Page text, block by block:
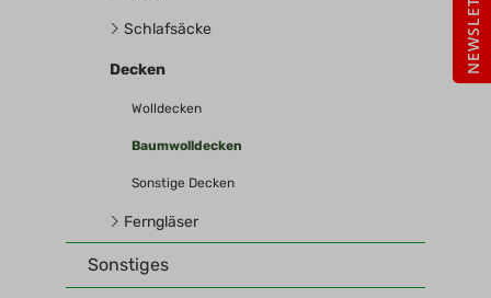
Schlafsäcke
Decken
Wolldecken
Baumwolldecken
Sonstige Decken
Ferngläser
Sonstiges